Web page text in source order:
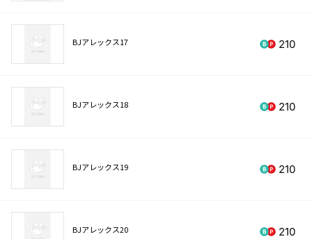
BJアレックス17 210
BJアレックス18 210
BJアレックス19 210
BJアレックス20 210